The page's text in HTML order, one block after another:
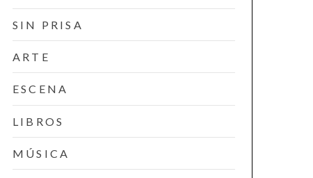
SIN PRISA
ARTE
ESCENA
LIBROS
MÚSICA